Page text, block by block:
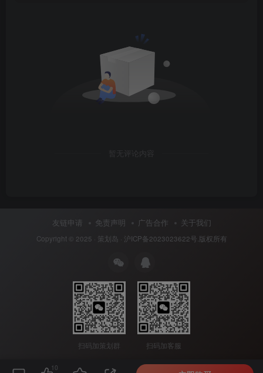
暂无评论内容
友链申请 免责声明 广告合作 关于我们
Copyright © 2025 · 策划岛 · 沪ICP备2023023622号 .版权所有
扫码加策划群 扫码加客服
10